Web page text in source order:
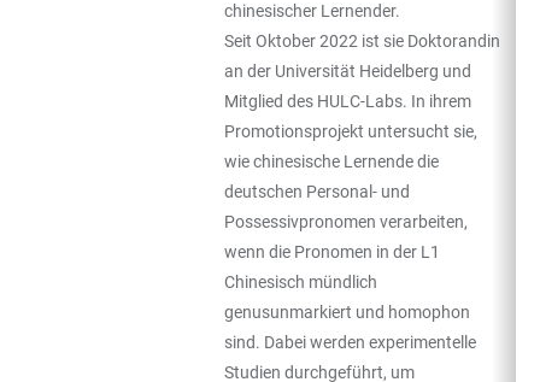
chinesischer Lernender.
Seit Oktober 2022 ist sie Doktorandin
an der Universität Heidelberg und
Mitglied des HULC-Labs. In ihrem
Promotionsprojekt untersucht sie,
wie chinesische Lernende die
deutschen Personal- und
Possessivpronomen verarbeiten,
wenn die Pronomen in der L1
Chinesisch mündlich
genusunmarkiert und homophon
sind. Dabei werden experimentelle
Studien durchgeführt, um